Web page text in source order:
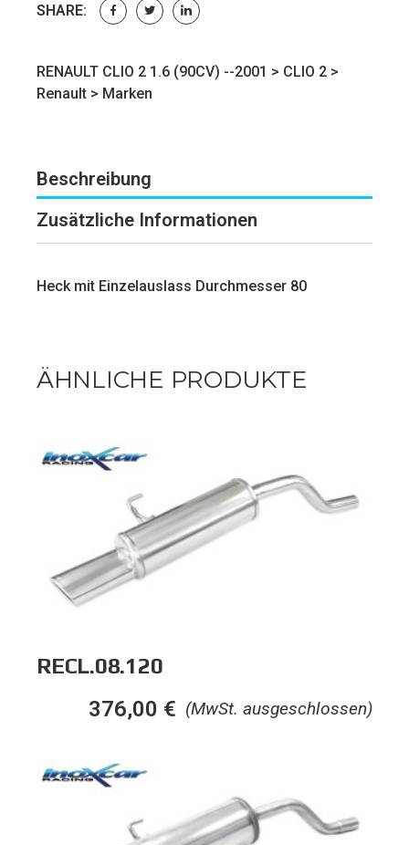
SHARE:
RENAULT CLIO 2 1.6 (90CV) --2001 > CLIO 2 >
Renault > Marken
Beschreibung
Zusätzliche Informationen
Heck mit Einzelauslass Durchmesser 80
ÄHNLICHE PRODUKTE
RECL.08.120
(MwSt. ausgeschlossen)
376,00 €